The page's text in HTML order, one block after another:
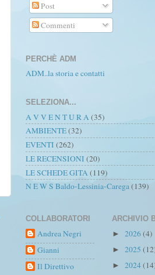
Post
Commenti
PERCHÈ ADM
ADM..la storia e contatti
SELEZIONA...
A V V E N T U R A(35)
AMBIENTE(32)
EVENTI (262)
LE RECENSIONI (20)
LE SCHEDE GITA(119)
N E W S Baldo-Lessinia-Carega(139)
COLLABORATORI
Andrea Negri
Gianni
Il Direttivo
ARCHIVIO
► 2026(4)
► 2025
► 2024